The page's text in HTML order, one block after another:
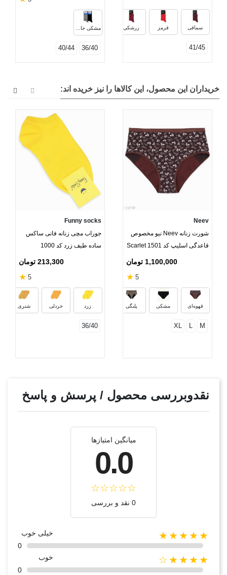
سماقی قرمز زرشکی
41/45
مشکی خاکستری
36/40
40/44
خریداران این محصول، این کالاها را نیز خریده اند:
Neev
شورت زنانه Neev نیو مخصوص
قاعدگی اسلیپ کد Scarlet 1501
1,100,000 تومان
5
★
قهوه‌ای مشکی پلنگی
آبی ملانژ
M
L
XL
Funny socks
جوراب مچی زنانه فانی ساکس
ساده طیف زرد کد 1000
213,300 تومان
5
★
زرد خردلی شتری
36/40
نقدوبررسی محصول / پرسش و پاسخ
میانگین امتیازها
0.0
0 نقد و بررسی
★★★★★
خیلی خوب
0
★★★★☆
خوب
0